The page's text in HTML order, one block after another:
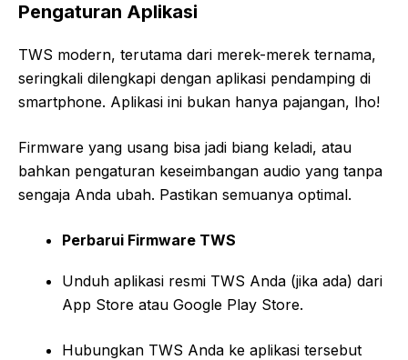
Pengaturan Aplikasi
TWS modern, terutama dari merek-merek ternama,
seringkali dilengkapi dengan aplikasi pendamping di
smartphone. Aplikasi ini bukan hanya pajangan, lho!
Firmware yang usang bisa jadi biang keladi, atau
bahkan pengaturan keseimbangan audio yang tanpa
sengaja Anda ubah. Pastikan semuanya optimal.
Perbarui Firmware TWS
Unduh aplikasi resmi TWS Anda (jika ada) dari
App Store atau Google Play Store.
Hubungkan TWS Anda ke aplikasi tersebut